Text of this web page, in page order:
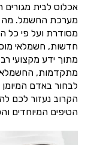
אכלוס לבית
מערכת החשמל. מה
מסודרת ועל פי כל
חדשות, חשמלאי
מתוך ידע מקצועי
מתקדמות, החשמלאי
לבחור באדם
הקרוב נעזור לכם
הטיפים המיוחדים